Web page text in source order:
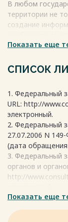
Весь текст
В любом
территории не
создание
По мнению
Единое
Иными словами,
компонентов
–
–
передачу
Весь текст
Показать еще
СПИСОК
1. Федеральный
URL: http://
электронный.
2. Федеральный
27.07.2006 N
(дата обращения
3. Федеральный
органов и
http://
4. Федеральный
27.07.2010 N
http://
Показать еще